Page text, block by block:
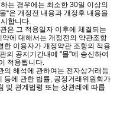
는 경우에는 최소한 30일 이상의
“은 개정전 내용과 개정후 내용을
합니다.
은 그 적용일자 이후에 체결되는
에 대해서는 개정전의 약관조항
한 이용자가 개정약관 조항의 적용
의 공지기간내에 "몰"에 송신하여
적용됩니다.
해석에 관하여는 전자상거래등
등에 관한 법률, 공정거래위원회가
및 관계법령 또는 상관례에 따릅